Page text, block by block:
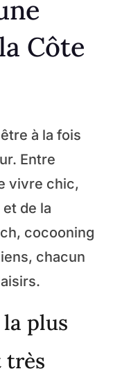
Côte
à la fois
Entre
vivre chic,
de la
cocooning
chacun
plus
très